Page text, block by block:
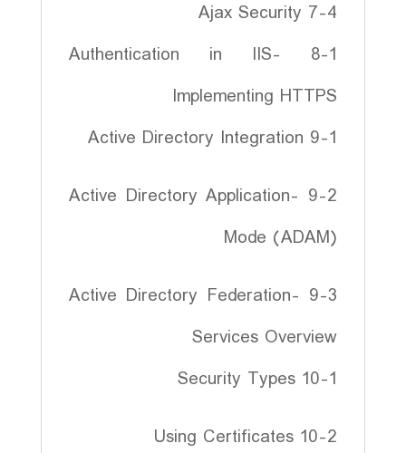
7-4 Ajax Security
8-1 Authentication in IIS-
Implementing HTTPS
9-1 Active Directory Integration
9-2 -Active Directory Application
Mode (ADAM)
9-3 -Active Directory Federation
Services Overview
10-1 Security Types
10-2 Using Certificates